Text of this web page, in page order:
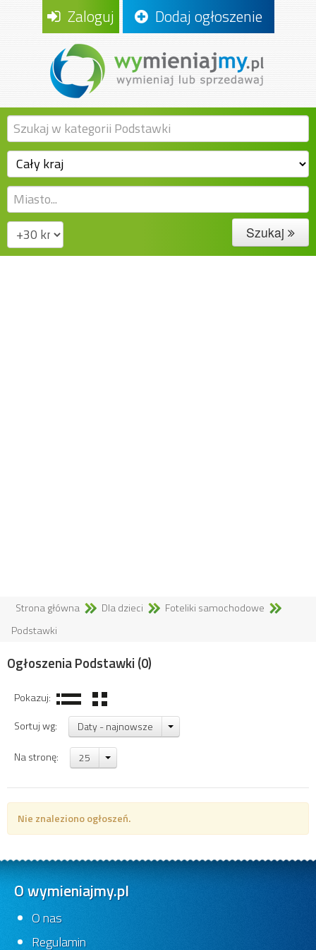
Zaloguj Dodaj ogłoszenie
Szukaj
Strona główna Dla dzieci
Foteliki samochodowe
Podstawki
Ogłoszenia Podstawki (0)
Pokazuj:
Sortuj wg:
Daty - najnowsze
Na stronę: 25
Nie znaleziono ogłoszeń.
O wymieniajmy.pl
O nas
Regulamin